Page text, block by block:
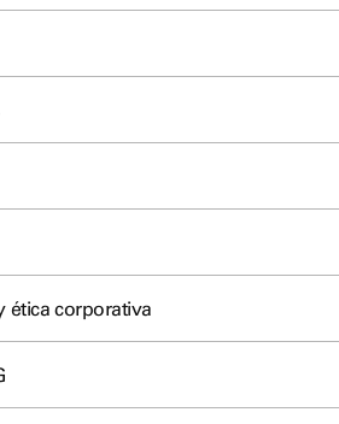
ética corporativa